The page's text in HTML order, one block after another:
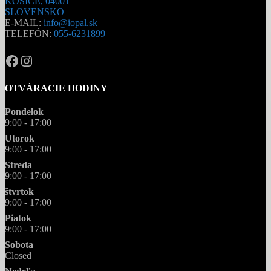
SLOVENSKO
E-MAIL: info@iopal.sk
TELEFÓN: 055-6231899
OPAL.drahokamy
opal.drahokamy
OTVÁRACIE HODINY
Pondelok
9:00 - 17:00
Utorok
9:00 - 17:00
Streda
9:00 - 17:00
štvrtok
9:00 - 17:00
Piatok
9:00 - 17:00
Sobota
Closed